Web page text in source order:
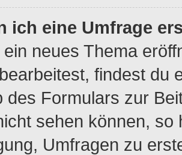
ich eine Umfrage
neues Thema
findest du
des Formulars zur
sehen können,
Umfragen zu